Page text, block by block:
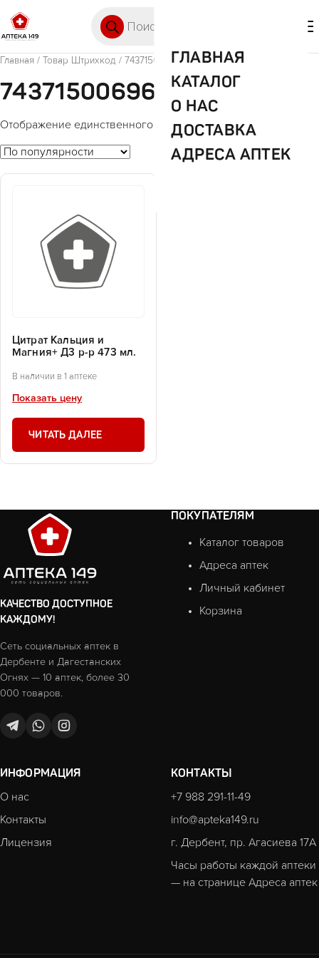
ГЛАВНАЯ
КАТАЛОГ
О НАС
ДОСТАВКА
АДРЕСА АПТЕК
Главная / Товар Штрихкод / 743715006966
743715006966
Отображение единственного товара
Цитрат Кальция и
Магния+ Д3 р-р 473 мл.
В наличии в 1 аптеке
Показать цену
ЧИТАТЬ ДАЛЕЕ
КАЧЕСТВО ДОСТУПНОЕ
КАЖДОМУ!
Сеть социальных аптек в
Дербенте и Дагестанских
Огнях — 10 аптек, более 30
000 товаров.
ПОКУПАТЕЛЯМ
Каталог товаров
Адреса аптек
Личный кабинет
Корзина
ИНФОРМАЦИЯ
О нас
Контакты
Лицензия
КОНТАКТЫ
+7 988 291-11-49
info@apteka149.ru
г. Дербент, пр. Агасиева 17А
Часы работы каждой аптеки
— на странице Адреса аптек